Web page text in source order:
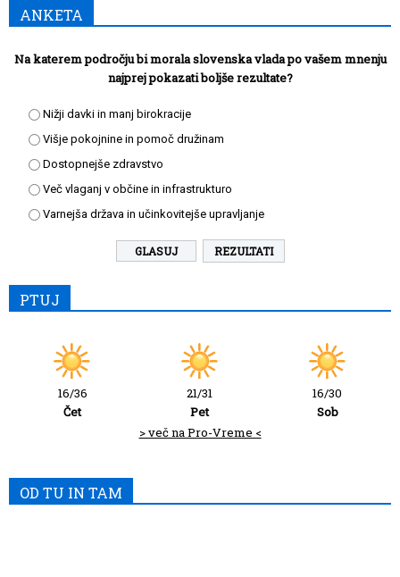
ANKETA
Na katerem področju bi morala slovenska vlada po vašem mnenju
najprej pokazati boljše rezultate?
Nižji davki in manj birokracije
Višje pokojnine in pomoč družinam
Dostopnejše zdravstvo
Več vlaganj v občine in infrastrukturo
Varnejša država in učinkovitejše upravljanje
REZULTATI
PTUJ
16/36
Čet
21/31
Pet
16/30
Sob
> več na Pro-Vreme <
OD TU IN TAM